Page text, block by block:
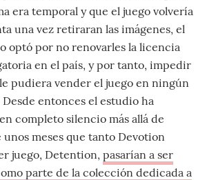
era temporal y que el juego volvería
una vez retiraran las imágenes, el
optó por no renovarles la licencia
en el país, y por tanto, impedir
pudiera vender el juego en ningún
entonces el estudio ha
completo silencio más allá de
meses que tanto Devotion
juego, Detention, pasarían a ser
parte de la colección dedicada a